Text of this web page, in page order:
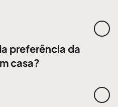
preferência da
casa?